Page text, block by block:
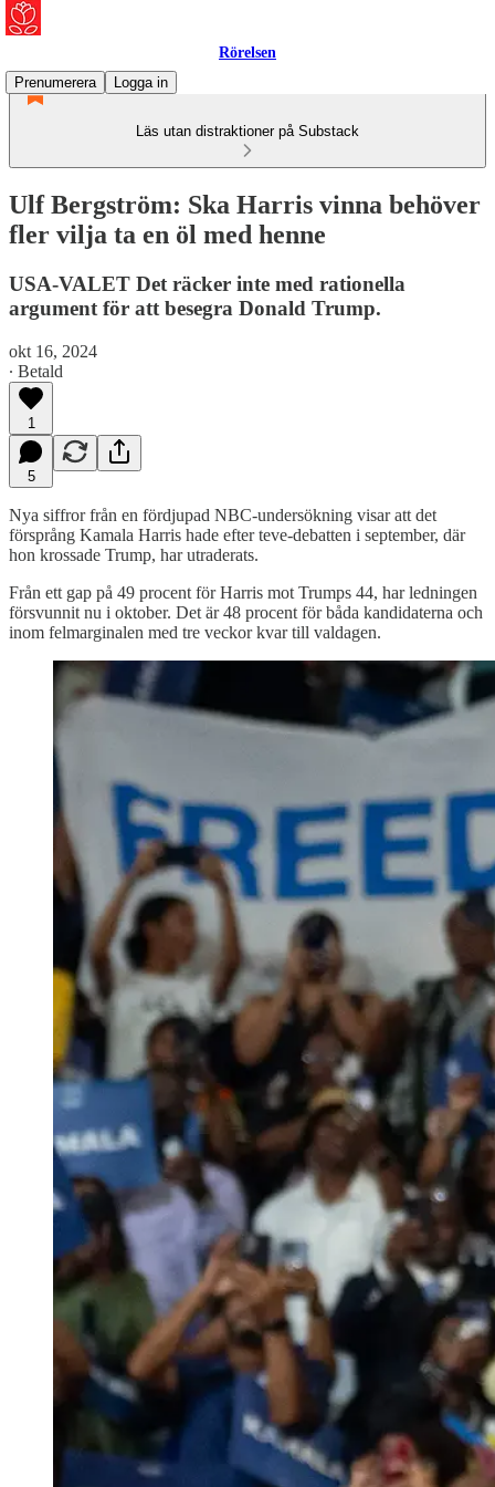
Rörelsen
Prenumerera
Logga in
Läs utan distraktioner på Substack
Ulf Bergström: Ska Harris vinna behöver
fler vilja ta en öl med henne
USA-VALET Det räcker inte med rationella
argument för att besegra Donald Trump.
okt 16, 2024
∙ Betald
1
5
Nya siffror från en fördjupad NBC-undersökning visar att det
försprång Kamala Harris hade efter teve-debatten i september, där
hon krossade Trump, har utraderats.
Från ett gap på 49 procent för Harris mot Trumps 44, har ledningen
försvunnit nu i oktober. Det är 48 procent för båda kandidaterna och
inom felmarginalen med tre veckor kvar till valdagen.